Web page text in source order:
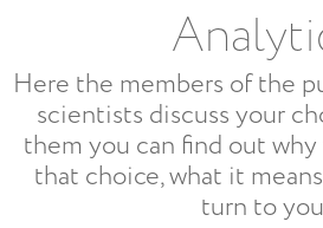
Here the members of the
scientists discuss your
them you can find out
that choice, what it
turn to